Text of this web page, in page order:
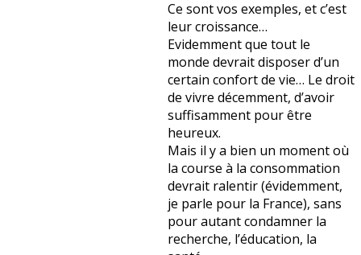
Ce sont vos exemples, et c’est
leur croissance…
Evidemment que tout le
monde devrait disposer d’un
certain confort de vie… Le droit
de vivre décemment, d’avoir
suffisamment pour être
heureux.
Mais il y a bien un moment où
la course à la consommation
devrait ralentir (évidemment,
je parle pour la France), sans
pour autant condamner la
recherche, l’éducation, la